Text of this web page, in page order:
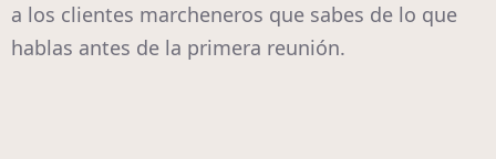
a los clientes marcheneros que sabes de lo que
hablas antes de la primera reunión.